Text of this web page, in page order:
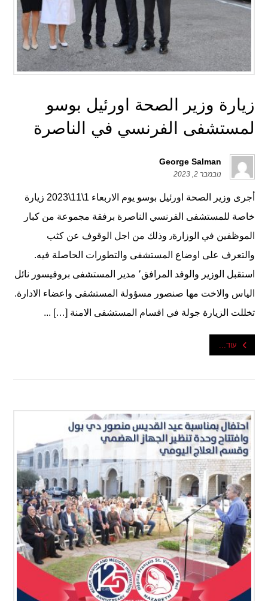
زيارة وزير الصحة اورئيل بوسو
لمستشفى الفرنسي في الناصرة
George Salman
נובמבר 2, 2023
أجرى وزير الصحة اورئيل بوسو يوم الاربعاء 1\11\2023 زيارة
خاصة للمستشفى الفرنسي الناصرة برفقة مجموعة من كبار
الموظفين في الوزارة٫ وذلك من اجل الوقوف عن كثب
والتعرف على اوضاع المستشفى والتطورات الحاصلة فيه.
استقبل الوزير والوفد المرافق٬ مدير المستشفى بروفيسور نائل
الياس والاخت مها صنصور مسؤولة المستشفى واعضاء الادارة.
تخللت الزيارة جولة في اقسام المستشفى الامنة […] ...
עוד...